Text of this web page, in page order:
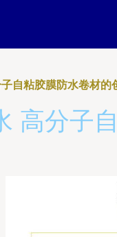
自粘胶膜防水卷材的
高分子